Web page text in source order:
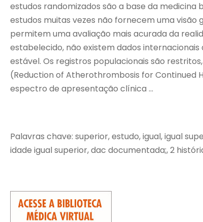
estudos randomizados são a base da
estudos muitas vezes não fornecem uma
permitem uma avaliação mais acurada da
estabelecido, não existem dados
estável. Os registros populacionais são
(Reduction of Atherothrombosis for Continued
espectro de apresentação clínica ...
Palavras chave: superior, estudo, igual, igual
idade igual superior, dac documentada;, 2